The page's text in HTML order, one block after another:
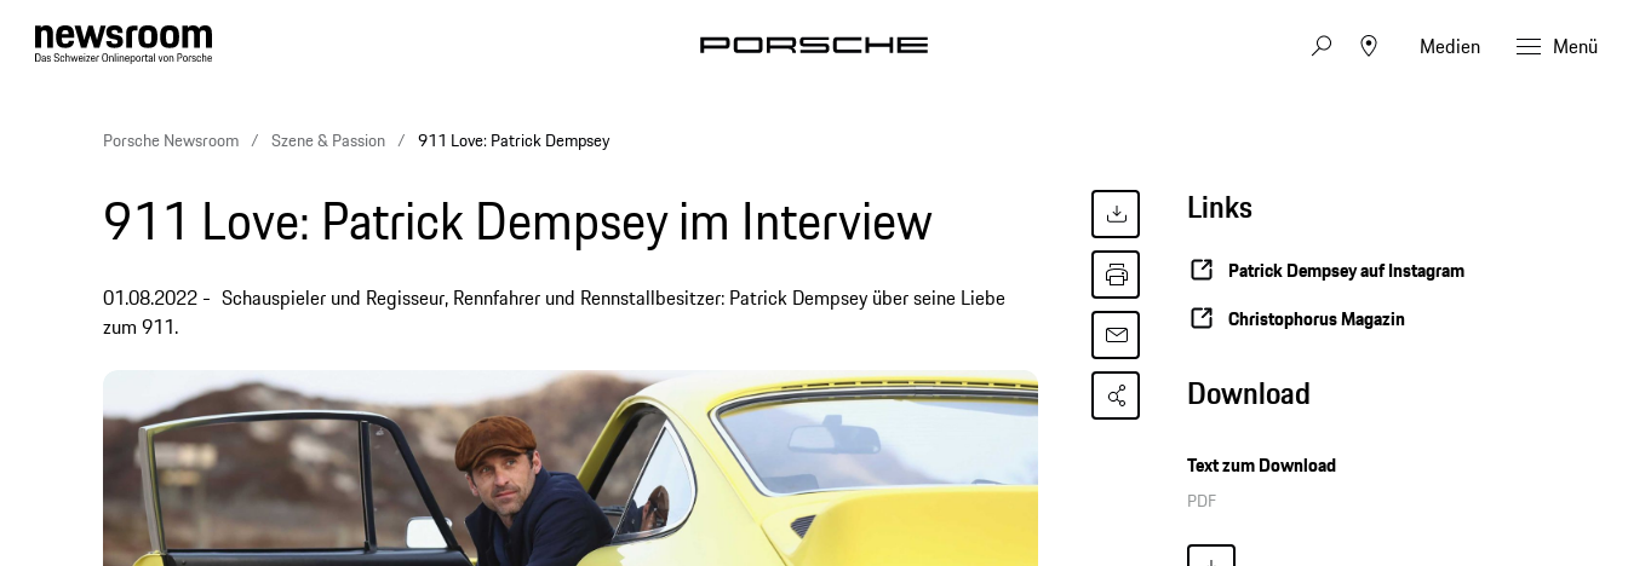
Medien Menü
Porsche Newsroom Szene & Passion 911 Love: Patrick Dempsey
911 Love: Patrick Dempsey im Interview
01.08.2022
Schauspieler und Regisseur, Rennfahrer und Rennstallbesitzer: Patrick Dempsey über seine Liebe
zum 911.
Links
Patrick Dempsey auf Instagram
Christophorus Magazin
Download
Text zum Download
PDF